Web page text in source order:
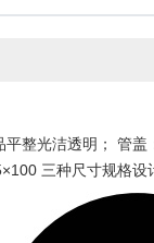
整光洁透明； 管
三种尺寸规格设